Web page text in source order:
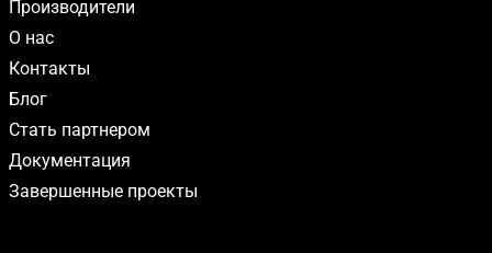
Производители
О нас
Контакты
Блог
Стать партнером
Документация
Завершенные проекты